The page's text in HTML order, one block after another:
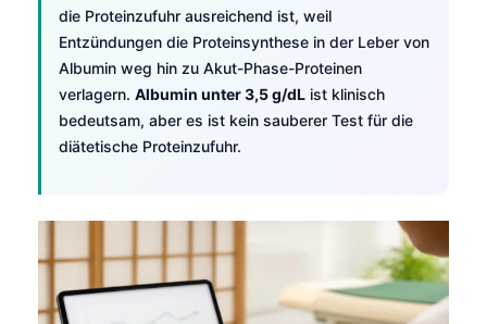
die Proteinzufuhr ausreichend ist, weil
Entzündungen die Proteinsynthese in der Leber von
Albumin weg hin zu Akut-Phase-Proteinen
verlagern. Albumin unter 3,5 g/dL ist klinisch
bedeutsam, aber es ist kein sauberer Test für die
diätetische Proteinzufuhr.